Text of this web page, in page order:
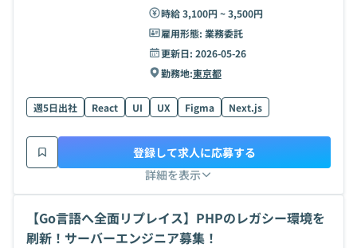
時給 3,100円 ~ 3,500円
雇用形態: 業務委託
更新日: 2026-05-26
勤務地:東京都
週5日出社 React UI UX Figma Next.js
詳細を表示
登録して求人に応募する
【Go言語へ全面リプレイス】PHPのレガシー環境を
刷新！サーバーエンジニア募集！